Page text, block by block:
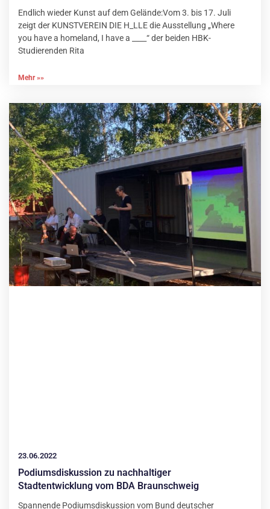
Endlich wieder Kunst auf dem Gelände:Vom 3. bis 17. Juli
zeigt der KUNSTVEREIN DIE H_LLE die Ausstellung „Where
you have a homeland, I have a ____“ der beiden HBK-
Studierenden Rita
Mehr »»
23.06.2022
Podiumsdiskussion zu nachhaltiger
Stadtentwicklung vom BDA Braunschweig
Spannende Podiumsdiskussion vom Bund deutscher